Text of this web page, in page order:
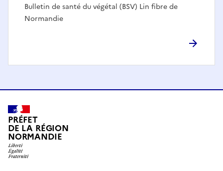
Bulletin de santé du végétal (BSV) Lin fibre de
Normandie
PRÉFET
DE LA RÉGION
NORMANDIE